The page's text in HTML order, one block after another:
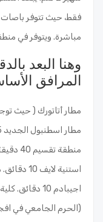
فقط، حيث تتوفر باصات
مباشرة. ويتوفر في منطقة المشروع
وهنا البعد
المرافق
(الحرم الجامعي في افجلار) 30